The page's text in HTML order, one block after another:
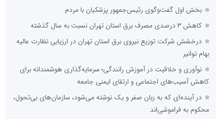
بخش اول گفت‌وگوی رئیس‌جمهور پزشکیان با مردم
کاهش ۳ درصدی مصرف برق استان تهران نسبت به سال گذشته
درخشش شرکت توزیع نیروی برق استان تهران در ارزیابی نظارت عالیه
بهام توانیر
نوآوری و خلاقیت در آموزش رانندگی؛ سرمایه‌گذاری هوشمندانه برای
کاهش آسیب‌های اجتماعی و ارتقای ایمنی جامعه
در آینده‌ای که به زبان صفر و یک نوشته می‌شود، سازمان‌های بی‌تحول،
محکوم به فراموشی‌اند